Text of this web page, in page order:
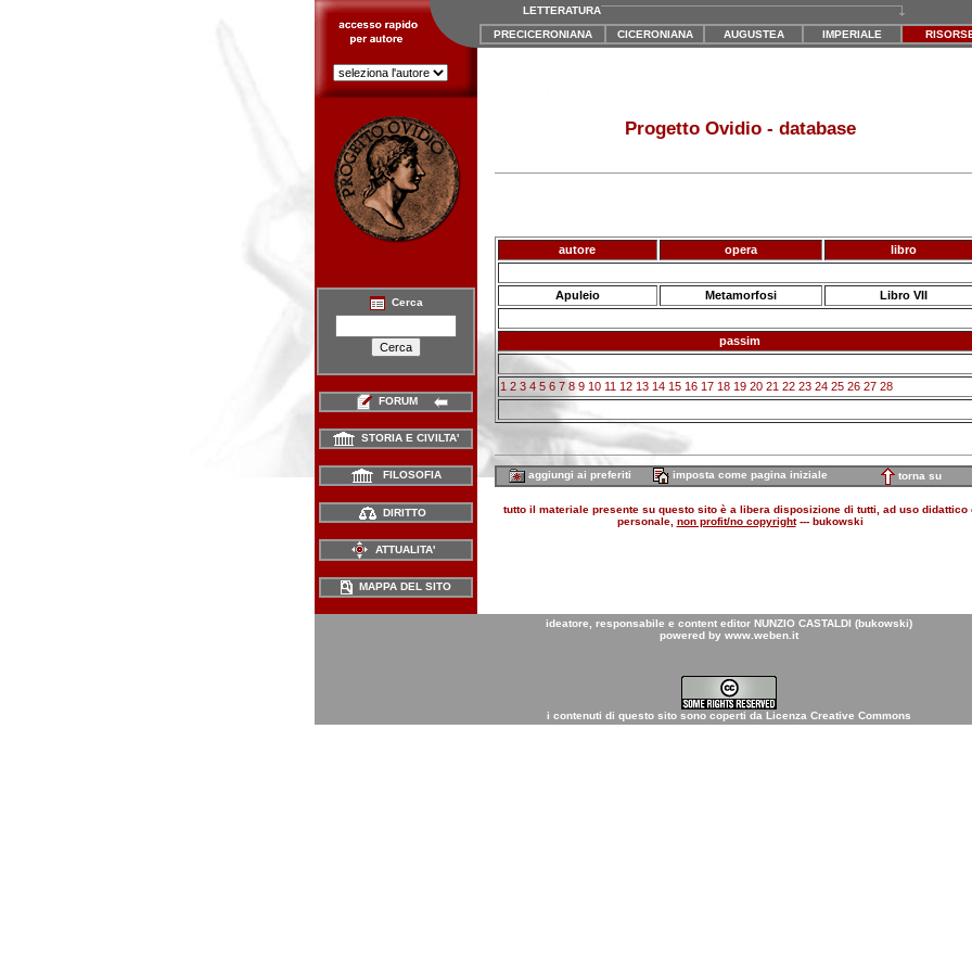
LETTERATURA
PRECICERONIANA
CICERONIANA AUGUSTEA IMPERIALE
Cerca
FORUM
STORIA E CIVILTA'
FILOSOFIA
DIRITTO
ATTUALITA'
MAPPA DEL SITO
Progetto Ovidio - database
autore opera libro
Apuleio Metamorfosi Libro VII
passim
1 2 3 4 5 6 7 8 9 10 11 12 13 14 15 16 17 18 19 20 21 22 23 24 25 26 27 28
aggiungi ai preferiti imposta come pagina iniziale torna su
tutto il materiale presente su questo sito è a libera disposizione di tutti, ad uso didattico
personale, non profit/no copyright--- bukowski
ideatore, responsabile e content editor NUNZIO CASTALDI (bukowski)
powered by www.weben.it
i contenuti di questo sito sono coperti da Licenza Creative Commons